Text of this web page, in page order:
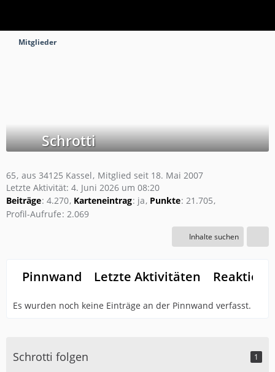
Mitglieder
Schrotti
65 aus 34125 Kassel Mitglied seit 18. Mai 2007
Letzte Aktivität: 4. Juni 2026 um 08:20
Beiträge 4.270 Karteneintrag ja Punkte 21.705
Profil-Aufrufe 2.069
Inhalte suchen
Pinnwand Letzte Aktivitäten
Es wurden noch keine Einträge an der Pinnwand verfasst.
Schrotti folgen 1